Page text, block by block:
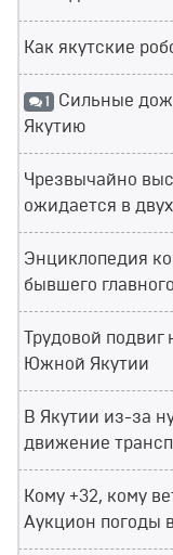
Как якутские
1 Сильные
Якутию
Чрезвычайно
ожидается в
Энциклопедия
бывшего
Трудовой
Южной Якутии
В Якутии из-за
движение
Кому +32, кому
Аукцион погоды